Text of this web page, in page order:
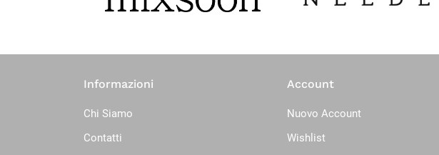
Informazioni
Chi Siamo
Contatti
Account
Nuovo Account
Wishlist